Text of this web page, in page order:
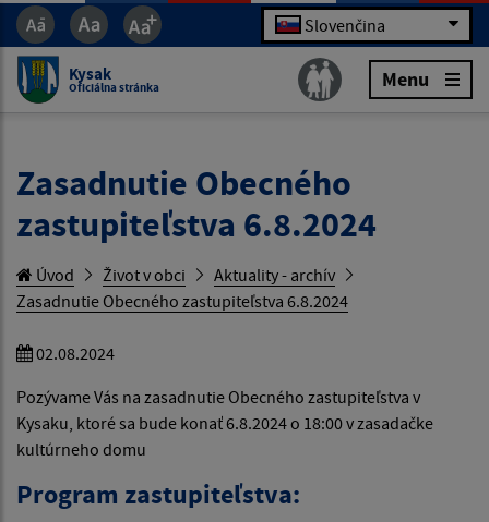
Slovenčina
Kysak
Oficiálna stránka Menu
Zasadnutie Obecného
zastupiteľstva 6.8.2024
Úvod Život v obci
Aktuality - archív
Zasadnutie Obecného zastupiteľstva 6.8.2024
02.08.2024
Pozývame Vás na zasadnutie Obecného zastupiteľstva v
Kysaku, ktoré sa bude konať 6.8.2024 o 18:00 v zasadačke
kultúrneho domu
Program zastupiteľstva: